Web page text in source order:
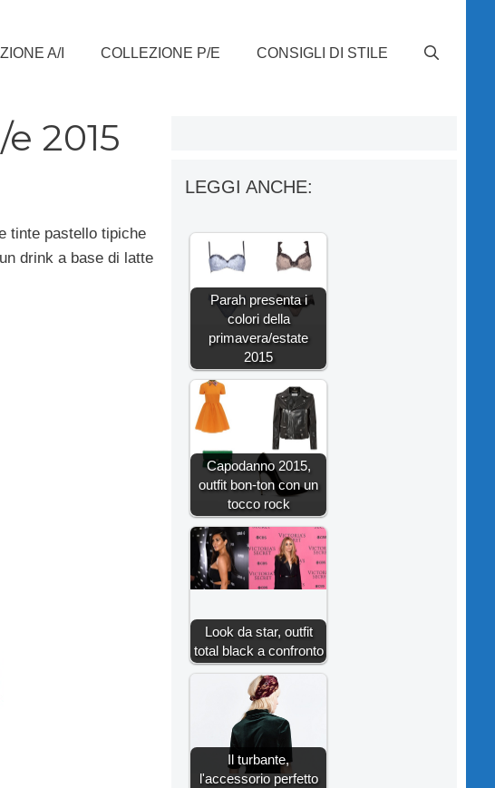
A/I COLLEZIONE P/E CONSIGLI DI STILE
2015
tinte pastello tipiche
drink a base di latte
LEGGI ANCHE:
Parah presenta i
colori della
primavera/estate
2015
Capodanno 2015,
outfit bon-ton con un
tocco rock
Look da star, outfit
total black a confronto
Il turbante,
l'accessorio perfetto